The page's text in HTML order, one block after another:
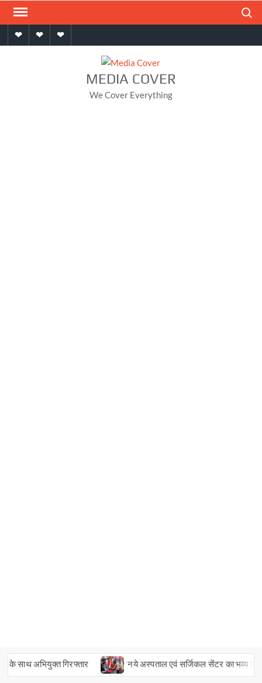
Skip
contentHomeAboutContact
MEDIA COVER
We Cover Everything
गिरफ्तार नये अस्पताल एवं सर्जिकल सेंटर का भव्य उद्घाटन